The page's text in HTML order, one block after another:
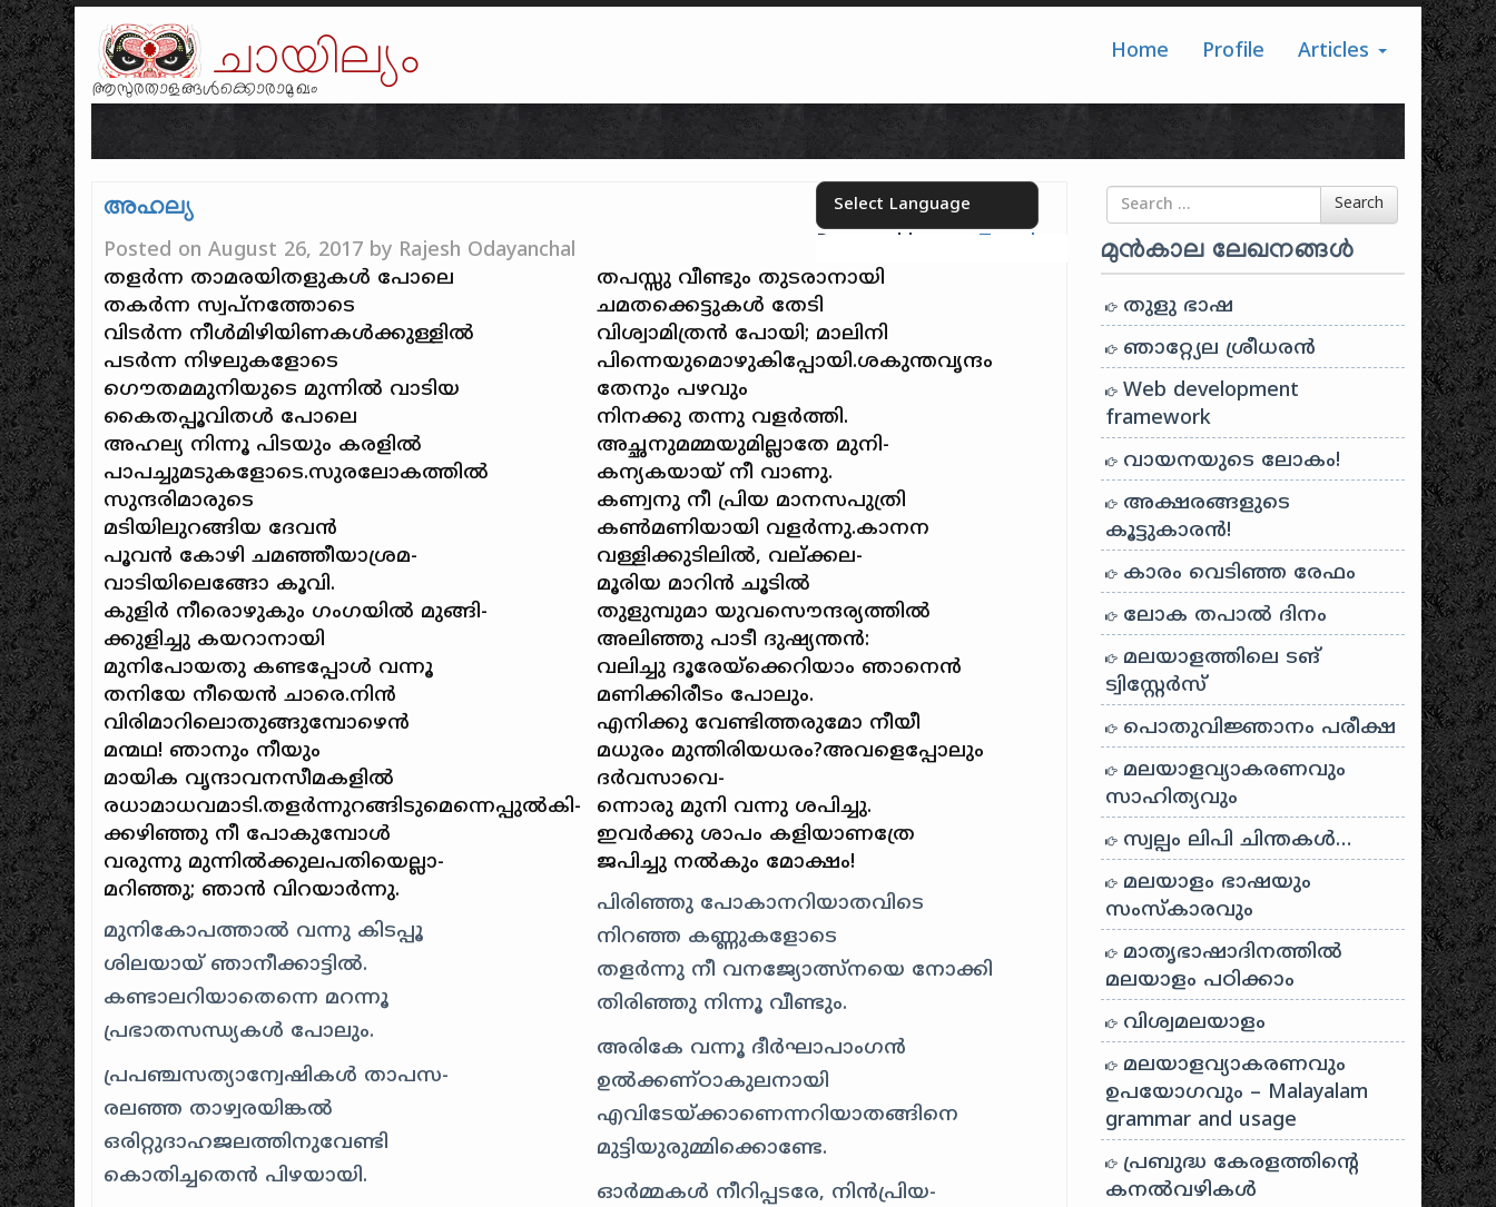
ചായില്യം
ആസുരതാളങ്ങൾക്കൊരാമുഖം
Home Profile Articles
Skip to content
Powered by Translate
അഹല്യ
Posted onAugust 26, 2017 by Rajesh Odayanchal
തളര്‍ന്ന താമരയിതളുകള്‍ പോലെ
തകര്‍ന്ന സ്വപ്നത്തോടെ
വിടര്‍ന്ന നീള്‍മിഴിയിണകള്‍ക്കുള്ളില്‍
പടര്‍ന്ന നിഴലുകളോടെ
ഗൌതമമുനിയുടെ മുന്നില്‍ വാടിയ
കൈതപ്പൂവിതള്‍ പോലെ
അഹല്യ നിന്നൂ പിടയും കരളില്‍
പാപച്ചുമടുകളോടെ.സുരലോകത്തില്‍
സുന്ദരിമാരുടെ
മടിയിലുറങ്ങിയ ദേവന്‍
പൂവന്‍ കോഴി ചമഞ്ഞീയാശ്രമ-
വാടിയിലെങ്ങോ കൂവി.
കുളിര്‍ നീരൊഴുകും ഗംഗയില്‍ മുങ്ങി-
ക്കുളിച്ചു കയറാനായി
മുനിപോയതു കണ്ടപ്പോള്‍ വന്നൂ
തനിയേ നീയെന്‍ ചാരെ.നിന്‍
വിരിമാറിലൊതുങ്ങുമ്പോഴെന്‍
മന്മഥ! ഞാനും നീയും
മായിക വൃന്ദാവനസീമകളില്‍
രധാമാധവമാടി.തളര്‍ന്നുറങ്ങിടുമെന്നെപ്പുല്‍കി-
ക്കഴിഞ്ഞു നീ പോകുമ്പോള്‍
വരുന്നു മുന്നില്‍ക്കുലപതിയെല്ലാ-
മറിഞ്ഞു; ഞാന്‍ വിറയാര്‍ന്നു.
മുനികോപത്താല്‍ വന്നു കിടപ്പൂ
ശിലയായ്‌ ഞാനീക്കാട്ടില്‍.
കണ്ടാലറിയാതെന്നെ മറന്നൂ
പ്രഭാതസന്ധ്യകള്‍ പോലും.
പ്രപഞ്ചസത്യാന്വേഷികള്‍ താപസ-
രലഞ്ഞ താഴ്വരയിങ്കല്‍
ഒരിറ്റുദാഹജലത്തിനുവേണ്ടി
കൊതിച്ചതെന്‍ പിഴയായി.
തപസ്സു വീണ്ടും തുടരാനായി
ചമതക്കെട്ടുകള്‍ തേടി
വിശ്വാമിത്രന്‍ പോയി; മാലിനി
പിന്നെയുമൊഴുകിപ്പോയി.ശകുന്തവൃന്ദം
തേനും പഴവും
നിനക്കു തന്നു വളര്‍ത്തി.
അച്ഛനുമമ്മയുമില്ലാതേ മുനി-
കന്യകയായ്‌ നീ വാണു.
കണ്വനു നീ പ്രിയ മാനസപുത്രി
കണ്‍മണിയായി വളര്‍ന്നു.കാനന
വള്ളിക്കുടിലില്‍, വല്ക്കല-
മൂരിയ മാറിന്‍ ചൂടില്‍
തുളുമ്പുമാ യുവസൌന്ദര്യത്തില്‍
അലിഞ്ഞു പാടീ ദുഷ്യന്തന്‍:
വലിച്ചു ദൂരേയ്ക്കെറിയാം ഞാനെന്‍
മണിക്കിരീടം പോലും.
എനിക്കു വേണ്ടിത്തരുമോ നീയീ
മധുരം മുന്തിരിയധരം?അവളെപ്പോലും
ദര്‍വസാവെ-
ന്നൊരു മുനി വന്നു ശപിച്ചു.
ഇവര്‍ക്കു ശാപം കളിയാണത്രേ
ജപിച്ചു നല്‍കും മോക്ഷം!
പിരിഞ്ഞു പോകാനറിയാതവിടെ
നിറഞ്ഞ കണ്ണുകളോടെ
തളര്‍ന്നു നീ വനജ്യോത്സ്നയെ നോക്കി
തിരിഞ്ഞു നിന്നൂ വീണ്ടും.
അരികേ വന്നൂ ദീര്‍ഘാപാംഗന്‍
ഉല്‍ക്കണ്ഠാകുലനായി
എവിടേയ്‌ക്കാണെന്നറിയാതങ്ങിനെ
മുട്ടിയുരുമ്മിക്കൊണ്ടേ.
ഓര്‍മ്മകള്‍ നീറിപ്പടരേ, നിന്‍പ്രിയ-
Search for Search
മുൻകാല ലേഖനങ്ങൾ
തുളു ഭാഷ
ഞാറ്റ്യേല ശ്രീധരൻ
Web development
framework
വായനയുടെ ലോകം!
അക്ഷരങ്ങളുടെ
കൂട്ടുകാരൻ!
കാരം വെടിഞ്ഞ രേഫം
ലോക തപാൽ ദിനം
മലയാളത്തിലെ ടങ്
ട്വിസ്റ്റേർസ്
പൊതുവിജ്ഞാനം പരീക്ഷ
മലയാളവ്യാകരണവും
സാഹിത്യവും
സ്വല്പം ലിപി ചിന്തകൾ…
മലയാളം ഭാഷയും
സംസ്കാരവും
മാതൃഭാഷാദിനത്തിൽ
മലയാളം പഠിക്കാം
വിശ്വമലയാളം
മലയാളവ്യാകരണവും
ഉപയോഗവും – Malayalam
grammar and usage
പ്രബുദ്ധ കേരളത്തിന്റെ
കനൽവഴികൾ